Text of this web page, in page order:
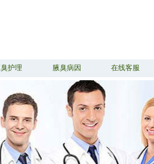
臭护理 腋臭病因 在线客服